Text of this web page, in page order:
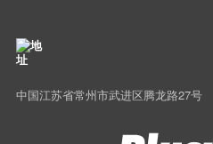
中国江苏省常州市武进区腾龙路27号